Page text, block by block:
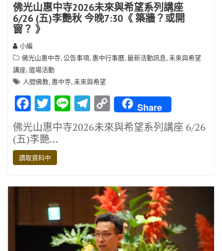
佛光山惠中寺2026未來與希望系列講座
6/26 (五)李艷秋 今晚7:30《 築牆？或開
窗？ 》
小編
佛光山惠中寺,公告事項, 惠中行事曆,最新活動訊息,未來與希望
講座,道場活動
人間佛教, 惠中寺,未來與希望
F
ac
e
b
o
o
T
w
it
te
r
Li
n
e
T
el
e
m
C
o
p
n
k
Share
佛光山惠中寺2026未來與希望系列講座 6/26
(五)李艷…
讀取資料中